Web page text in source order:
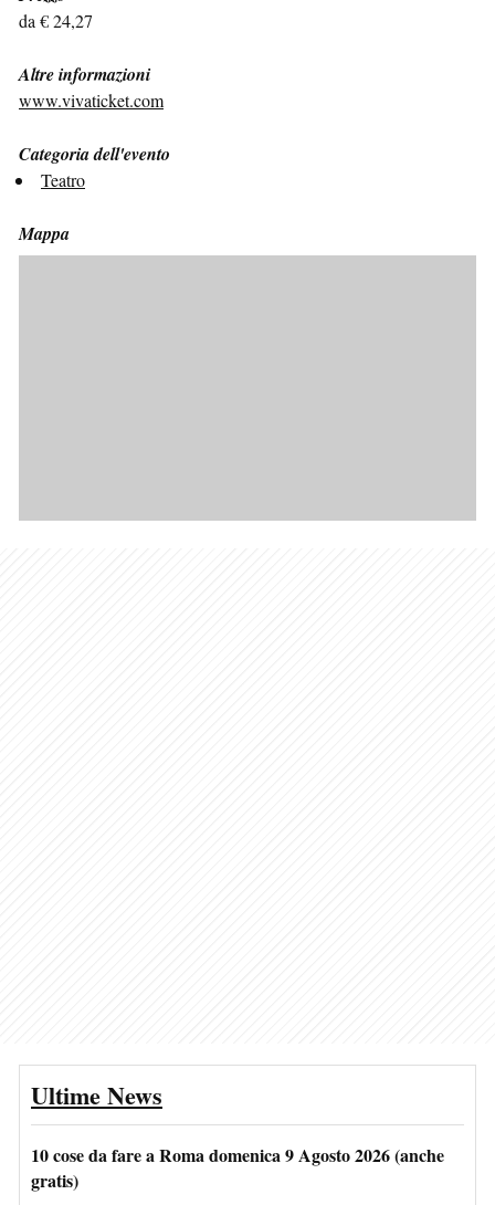
da € 24,27
Altre informazioni
www.vivaticket.com
Categoria dell'evento
Teatro
Mappa
Ultime News
10 cose da fare a Roma domenica 9 Agosto 2026 (anche
gratis)